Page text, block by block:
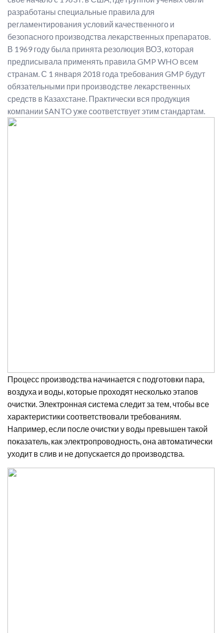
разработаны специальные правила для
регламентирования условий качественного и
безопасного производства лекарственных препаратов.
В 1969 году была принята резолюция ВОЗ, которая
предписывала применять правила GMP WHO всем
странам. С 1 января 2018 года требования GMP будут
обязательными при производстве лекарственных
средств в Казахстане. Практически вся продукция
компании SANTO уже соответствует этим стандартам.
Процесс производства начинается с подготовки пара,
воздуха и воды, которые проходят несколько этапов
очистки. Электронная система следит за тем, чтобы все
характеристики соответствовали требованиям.
Например, если после очистки у воды превышен такой
показатель, как электропроводность, она автоматически
уходит в слив и не допускается до производства.